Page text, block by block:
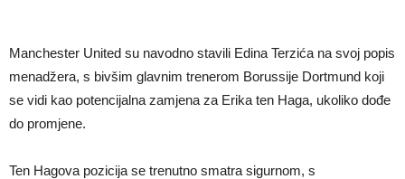
Samo dva fudbalska velikana uspjela su ostvariti “nemoguće”! Jedan
od njih je Messi, znate li ko je drugi?
Прijelom u transferu Romera? Inter nema dovoljno sredstava,
Atletico prati situaciju.
Manchester United su navodno stavili Edina Terzića na svoj popis
menadžera, s bivšim glavnim trenerom Borussije Dortmund koji
se vidi kao potencijalna zamjena za Erika ten Haga, ukoliko dođe
do promjene.
Ten Hagova pozicija se trenutno smatra sigurnom, s